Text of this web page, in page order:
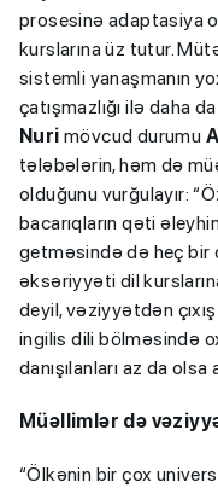
prosesinə adaptasiya
kurslarına üz tutur.
sistemli yanaşmanın
çatışmazlığı ilə daha
Nuri mövcud durumu
tələbələrin, həm də
olduğunu vurğulayır:
bacarıqların qəti
getməsində də heç bir
əksəriyyəti dil
deyil, vəziyyətdən
ingilis dili bölməsində
danışılanları az da olsa
Müəllimlər də
“Ölkənin bir çox